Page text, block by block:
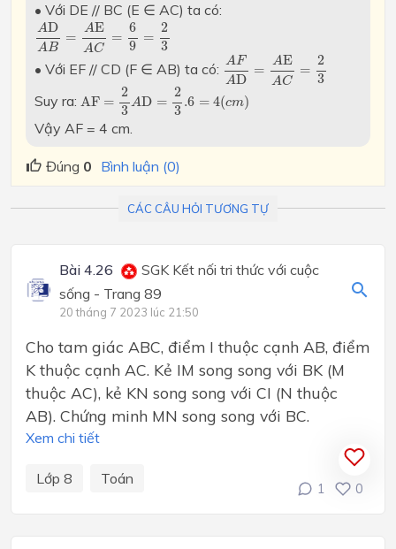
• Với DE // BC (E ∈ AC) ta có:
AD
AB
=
AE
AC
=
6
9
=
2
3
ADA AE =6 9= 2
• Với EF // CD (F ∈ AB) ta có: AF
AD
=
AE
AC
=
2
3
AFA AEA =2
Suy ra: AF =
2
3
AD =
2
3
.6 = 4(cm)
3A .6 )
Vậy AF = 4 cm.
Đúng 0 Bình luận (0)
CÁC CÂU HỎI TƯƠNG TỰ
Bài 4.26
SGK Kết nối tri thức với cuộc
sống - Trang 89
20 tháng 7 2023 lúc 21:50
Cho tam giác ABC, điểm I thuộc cạnh AB, điểm
K thuộc cạnh AC. Kẻ IM song song với BK (M
thuộc AC), kẻ KN song song với CI (N thuộc
AB). Chứng minh MN song song với BC.
Xem chi tiết
Lớp 8 Toán
1 0